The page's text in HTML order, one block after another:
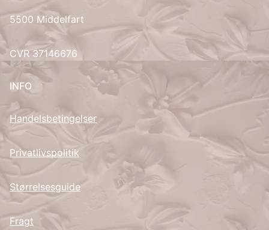
5500 Middelfart
CVR 37146676
INFO
Handelsbetingelser
Privatlivspolitik
Størrelsesguide
Fragt